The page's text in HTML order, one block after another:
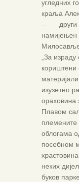
угледних
краља
– други
намијењен
„За
кориштени
изузетно
ораховина
Плавом
племените
облогама
посебном
неких
буков